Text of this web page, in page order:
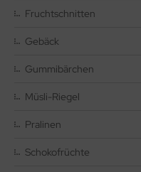
Fruchtschnitten
Gebäck
Gummibärchen
Müsli-Riegel
Pralinen
Schokofrüchte
& Butterfett
& Lippenpflege
und Pflegemittel